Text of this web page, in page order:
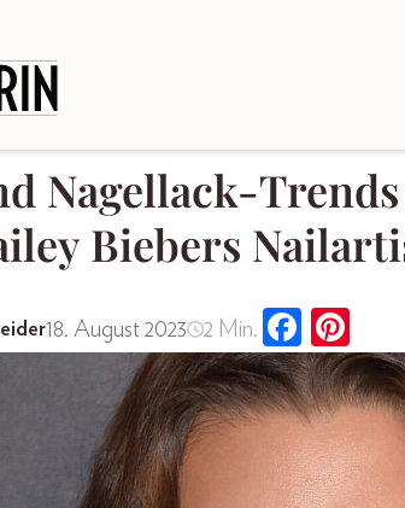
Nagellack-
Biebers
18. August 2023 2 Min.